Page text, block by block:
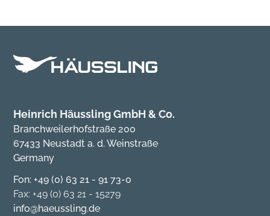
Heinrich Häussling GmbH & Co.
Branchweilerhofstraße 200
67433 Neustadt a. d. Weinstraße
Germany
Fon: +49 (0) 63 21 - 91 73-0
Fax: +49 (0) 63 21 - 15279
info@haeussling.de